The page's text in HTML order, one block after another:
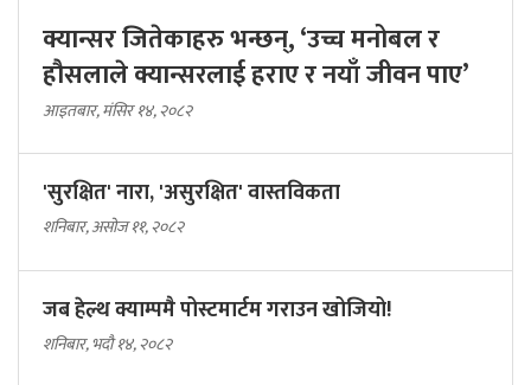
क्यान्सर जितेकाहरु भन्छन्, ‘उच्च मनोबल र
हौसलाले क्यान्सरलाई हराए र नयाँ जीवन पाए’
आइतबार, मंसिर १४, २०८२
'सुरक्षित' नारा, 'असुरक्षित' वास्तविकता
शनिबार, असोज ११, २०८२
जब हेल्थ क्याम्पमै पोस्टमार्टम गराउन खोजियो!
शनिबार, भदौ १४, २०८२